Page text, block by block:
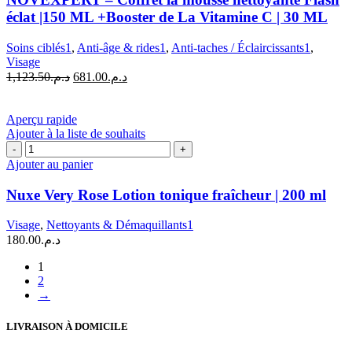
Coffret
la
nettoyante
Flash
éclat
+Booster
de
La
Vitamine
|
ML
éclat |150 ML +Booster de La Vitamine C | 30 ML
Soins ciblés1 , Anti-âge & rides1 , Anti-taches / Éclaircissants1 ,
Visage
د.م.1,123.50
Le
était :
د.م.1,123.50.
د.م.681.00
Le
Aperçu rapide
Ajouter à la liste de souhaits
quantité
de
Very
Rose
Lotion
tonique
fraîcheur
200
Ajouter au panier
Nuxe Very Rose Lotion tonique fraîcheur | 200 ml
Visage, Nettoyants & Démaquillants1
د.م.180.00
1
2
→
LIVRAISON À DOMICILE